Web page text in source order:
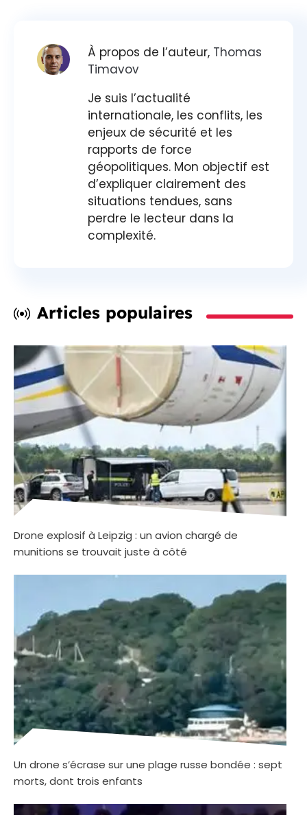
À propos de l’auteur, Thomas
Timavov
Je suis l’actualité
internationale, les conflits, les
enjeux de sécurité et les
rapports de force
géopolitiques. Mon objectif est
d’expliquer clairement des
situations tendues, sans
perdre le lecteur dans la
complexité.
Articles populaires
Drone explosif à Leipzig : un avion chargé de
munitions se trouvait juste à côté
Un drone s’écrase sur une plage russe bondée : sept
morts, dont trois enfants